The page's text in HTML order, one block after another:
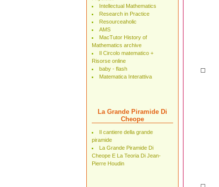
Intellectual Mathematics
Research in Practice
Resourceaholic
AMS
MacTutor History of
Mathematics archive
Il Circolo matematico +
Risorse online
baby - flash
Matematica Interattiva
La Grande Piramide Di
Cheope
Il cantiere della grande
piramide
La Grande Piramide Di
Cheope E La Teoria Di Jean-
Pierre Houdin